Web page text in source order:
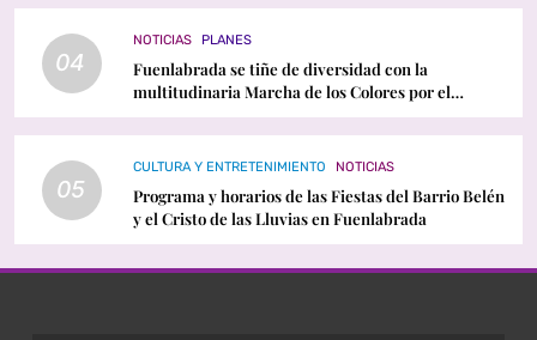
04
NOTICIAS PLANES
Fuenlabrada se tiñe de diversidad con la
multitudinaria Marcha de los Colores por el
Orgullo LGTBI
05
CULTURA Y ENTRETENIMIENTO NOTICIAS
Programa y horarios de las Fiestas del Barrio Belén
y el Cristo de las Lluvias en Fuenlabrada